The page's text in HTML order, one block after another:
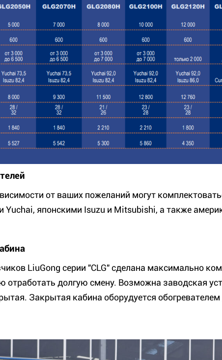
от ваших пожеланий могут
Yuchai, японскими Isuzu и Mitsubishi, а также
LiuGong серии "CLG" сделана максимально
отработать долгую смену. Возможна заводская
Закрытая кабина оборудуется